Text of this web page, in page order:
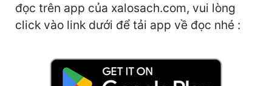
Huyền Huyễn
đọc trên app của xalosach.com, vui lòng
click vào link dưới để tải app về đọc nhé :